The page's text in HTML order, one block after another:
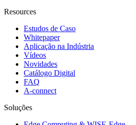
Resources
Estudos de Caso
Whitepaper
Aplicação na Indústria
Vídeos
Novidades
Catálogo Digital
FAQ
A-connect
Soluções